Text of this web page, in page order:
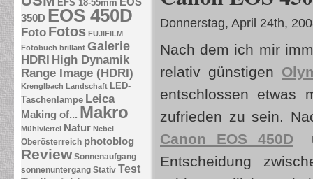
EFS 18-55mm
350D EOS 450D
Foto Fotos FUJIFILM
Fotobuch brillant Galerie
HDRI High Dynamik
Range Image (HDRI)
Krenglbach Landschaft LED-
Taschenlampe Leica
Making of... Makro
Mühlviertel Natur Nebel
Oberösterreich photoblog
Review Sonnenaufgang
sonnenuntergang Stativ Test
Donnerstag, April 24th,
Nach dem ich mir
relativ günstigen
entschlossen etwas
zufrieden zu sein.
Canon EOS 450D
Entscheidung